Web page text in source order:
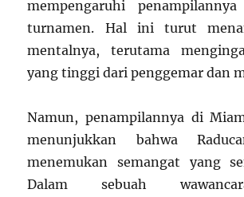
mempengaruhi
turnamen. Hal ini turut
mentalnya, terutama
yang tinggi dari penggemar dan
Namun, penampilannya di
menunjukkan bahwa
menemukan semangat yang
Dalam sebuah